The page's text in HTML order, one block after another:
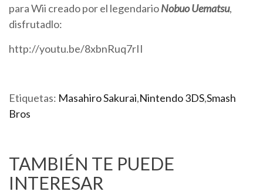
para Wii creado por el legendarioNobuo Uematsu,
disfrutadlo:
http://youtu.be/8xbnRuq7rII
Etiquetas: Masahiro Sakurai,Nintendo 3DS,Smash
Bros
TAMBIÉN TE PUEDE
INTERESAR